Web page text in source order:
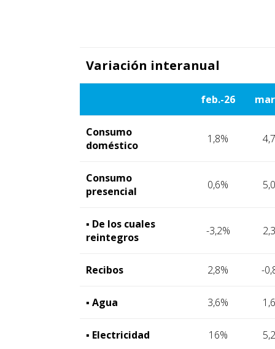
Variación interanual
feb.-26
Consumo
doméstico
1,8%
Consumo
presencial
0,6%
▪ De los cuales
reintegros
-3,2%
Recibos 2,8% -
▪ Agua 3,6%
▪ Electricidad 16%